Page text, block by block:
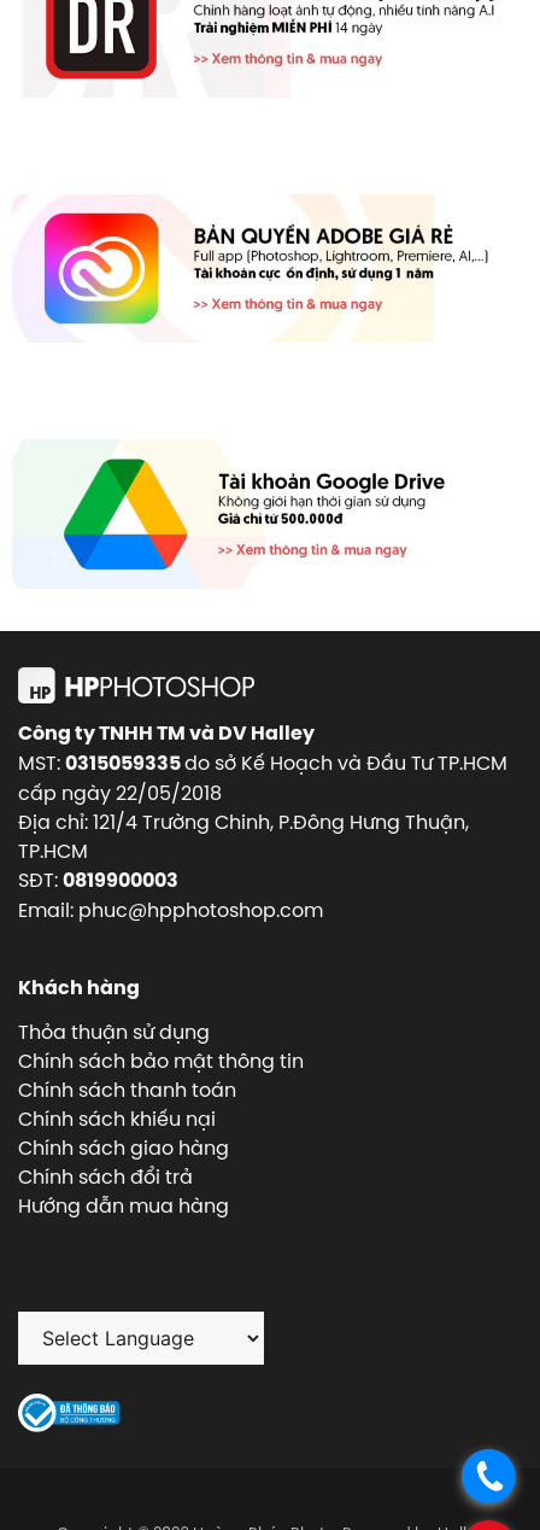
.
Công ty TNHH TM và DV Halley
MST:0315059335do sở Kế Hoạch và Đầu Tư TP.HCM
cấp ngày 22/05/2018
Địa chỉ: 121/4 Trường Chinh, P.Đông Hưng Thuận,
TP.HCM
SĐT:0819900003
Email: phuc@hpphotoshop.com
Khách hàng
Thỏa thuận sử dụng
Chính sách bảo mật thông tin
Chính sách thanh toán
Chính sách khiếu nại
Chính sách giao hàng
Chính sách đổi trả
Hướng dẫn mua hàng